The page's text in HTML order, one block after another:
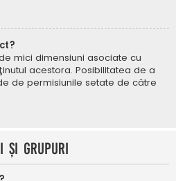
mici dimensiuni asociate cu
acestora. Posibilitatea de a
de permisiunile setate de către
şi grupuri